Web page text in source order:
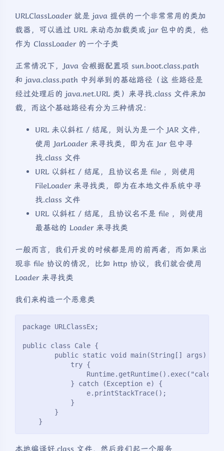
URLClassLoader 就是 java 提供的一个非常常用的类加
载器，可以通过 URL 来动态加载类或 jar 包中的类，他
作为 ClassLoader 的一个子类
正常情况下，Java 会根据配置项 sun.boot.class.path
和 java.class.path 中列举到的基础路径（这 些路径是
经过处理后的 java.net.URL 类）来寻找.class 文件来加
载，而这个基础路径有分为三种情况：
URL 未以斜杠 / 结尾，则认为是一个 JAR 文件，
使用 JarLoader 来寻找类，即为在 Jar 包中寻
找.class 文件
URL 以斜杠 / 结尾，且协议名是 file ，则使用
FileLoader 来寻找类，即为在本地文件系统中寻
找.class 文件
URL 以斜杠 / 结尾，且协议名不是 file ，则使用
最基础的 Loader 来寻找类
一般而言，我们开发的时候都是用的前两者，而如果出
现非 file 协议的情况，比如 http 协议，我们就会使用
Loader 来寻找类
我们来构造一个恶意类
package URLClassEx;
public class Cale {
public static void main(String[] args) {
try {
} catch (Exception e) {
e.printStackTrace();
}
}
}